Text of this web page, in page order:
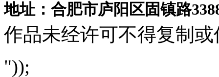
地址：合肥市庐阳区固镇路
作品未经许可不得复制或
"));